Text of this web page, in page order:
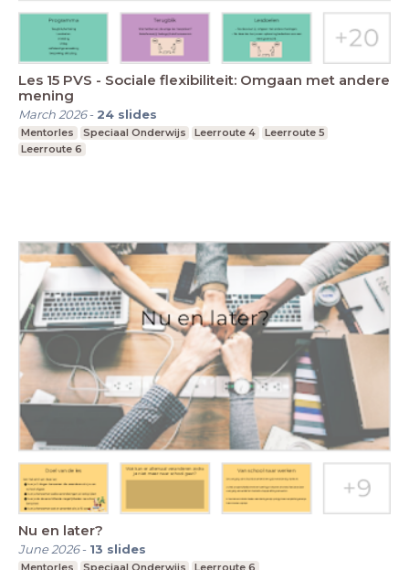
Les 15 PVS - Sociale flexibiliteit: Omgaan met andere
mening
March 2026- 24 slides
Mentorles Speciaal Onderwijs Leerroute 4
Leerroute 5
Leerroute 6
Nu en later?
June 2026- 13 slides